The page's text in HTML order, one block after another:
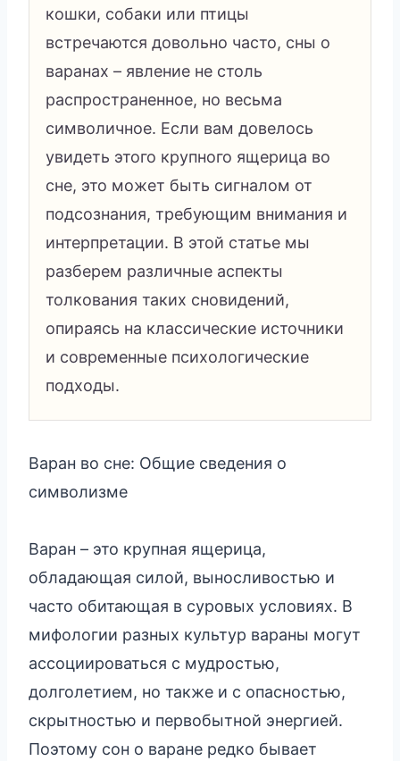
кошки, собаки или птицы
встречаются довольно часто, сны о
варанах – явление не столь
распространенное, но весьма
символичное. Если вам довелось
увидеть этого крупного ящерица во
сне, это может быть сигналом от
подсознания, требующим внимания и
интерпретации. В этой статье мы
разберем различные аспекты
толкования таких сновидений,
опираясь на классические источники
и современные психологические
подходы.
Варан во сне: Общие сведения о
символизме
Варан – это крупная ящерица,
обладающая силой, выносливостью и
часто обитающая в суровых условиях. В
мифологии разных культур вараны могут
ассоциироваться с мудростью,
долголетием, но также и с опасностью,
скрытностью и первобытной энергией.
Поэтому сон о варане редко бывает